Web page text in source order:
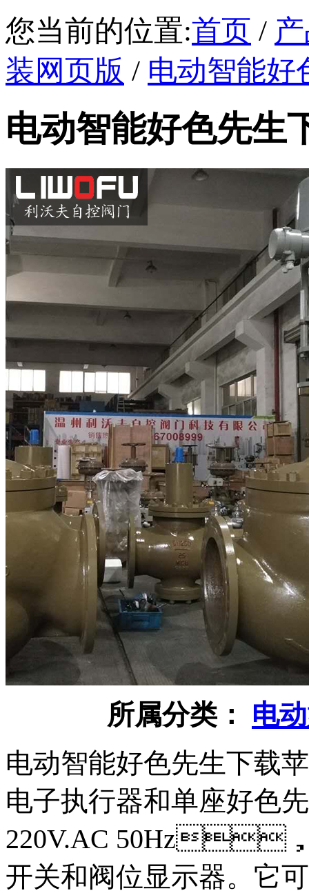
您当前的位置:首页 /
装网页版 / 电动智能好
电动智能好色先生
所属分类： 电
电动智能好色先生下载
电子执行器和单座好色
220V.AC 50Hz，包
开关和阀位显示器